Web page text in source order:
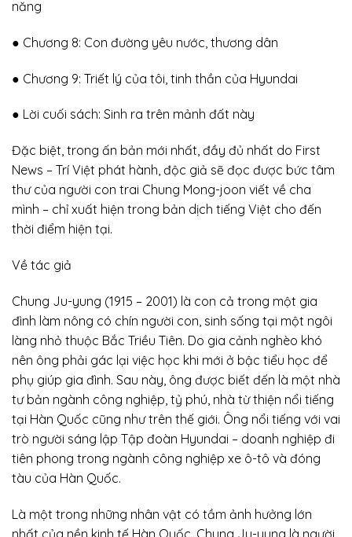
năng
● Chương 8: Con đường yêu nước, thương dân
● Chương 9: Triết lý của tôi, tinh thần của Hyundai
● Lời cuối sách: Sinh ra trên mảnh đất này
Đặc biệt, trong ấn bản mới nhất, đầy đủ nhất do First
News – Trí Việt phát hành, độc giả sẽ đọc được bức tâm
thư của người con trai Chung Mong-joon viết về cha
mình – chỉ xuất hiện trong bản dịch tiếng Việt cho đến
thời điểm hiện tại.
Về tác giả
Chung Ju-yung (1915 – 2001) là con cả trong một gia
đình làm nông có chín người con, sinh sống tại một ngôi
làng nhỏ thuộc Bắc Triều Tiên. Do gia cảnh nghèo khó
nên ông phải gác lại việc học khi mới ở bậc tiểu học để
phụ giúp gia đình. Sau này, ông được biết đến là một nhà
tư bản ngành công nghiệp, tỷ phú, nhà từ thiện nổi tiếng
tại Hàn Quốc cũng như trên thế giới. Ông nổi tiếng với vai
trò người sáng lập Tập đoàn Hyundai – doanh nghiệp đi
tiên phong trong ngành công nghiệp xe ô-tô và đóng
tàu của Hàn Quốc.
Là một trong những nhân vật có tầm ảnh hưởng lớn
nhất của nền kinh tế Hàn Quốc, Chung Ju-yung là người